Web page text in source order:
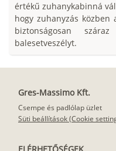
értékű zuhanykabinná
hogy zuhanyzás
biztonságosan
balesetveszélyt.
Gres-Massimo Kft.
Csempe és padlólap üzlet
Süti beállítások (Cookie